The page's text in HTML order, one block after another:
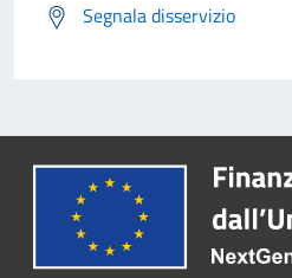
Segnala disservizio